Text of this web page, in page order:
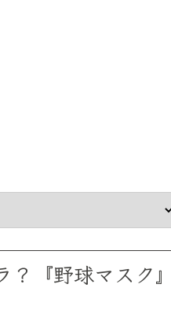
『野球マスク』